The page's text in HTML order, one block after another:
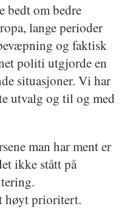
bedt om bedre
lange perioder
og faktisk
politi utgjorde en
situasjoner. Vi har
utvalg og til og med
man har ment er
ikke stått på
høyt prioritert.